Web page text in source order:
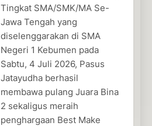
Tingkat SMA/SMK/MA Se-
Jawa Tengah yang
diselenggarakan di SMA
Negeri 1 Kebumen pada
Sabtu, 4 Juli 2026, Pasus
Jatayudha berhasil
membawa pulang Juara Bina
2 sekaligus meraih
penghargaan Best Make